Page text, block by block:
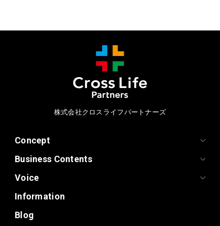
株式会社クロスライフパートナーズ
Concept
Business Contents
Voice
Information
Blog